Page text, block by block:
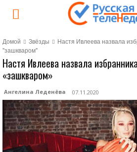
Домой Звёзды
Настя Ивлеева назвала
"зашкваром"
Настя Ивлеева назвала
«зашкваром»
Ангелина Леденёва 07.11.2020